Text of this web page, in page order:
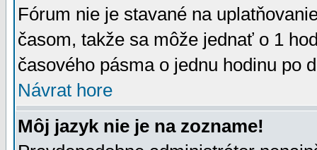
Fórum nie je stavané na
časom, takže sa môže jednať o 1
časového pásma o jednu hodinu po
Návrat hore
Môj jazyk nie je na zozname!